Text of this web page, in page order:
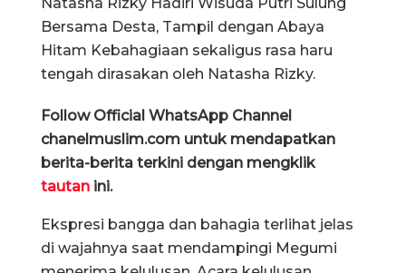
Bersama Desta, Tampil dengan Abaya
Hitam Kebahagiaan sekaligus rasa haru
tengah dirasakan oleh Natasha Rizky.
Follow Official WhatsApp Channel
chanelmuslim.com untuk mendapatkan
berita-berita terkini dengan mengklik
tautan ini.
Ekspresi bangga dan bahagia terlihat jelas
di wajahnya saat mendampingi Megumi